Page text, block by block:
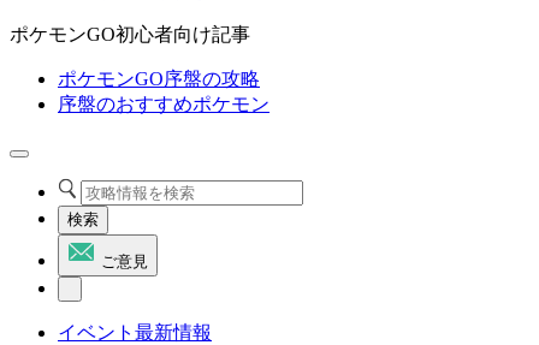
ポケモンGO初心者向け記事
ポケモンGO序盤の攻略
序盤のおすすめポケモン
検索
ご意見
イベント最新情報